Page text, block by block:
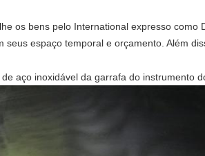
os bens pelo International expresso
seus espaço temporal e orçamento. Além